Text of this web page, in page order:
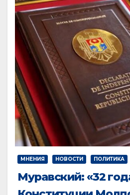
МНЕНИЯ НОВОСТИ ПОЛИТИКА
Муравский: «32